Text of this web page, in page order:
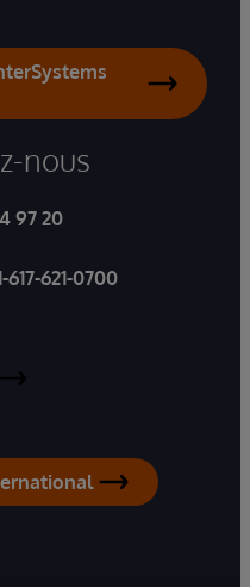
nous
97 20
617-621-0700